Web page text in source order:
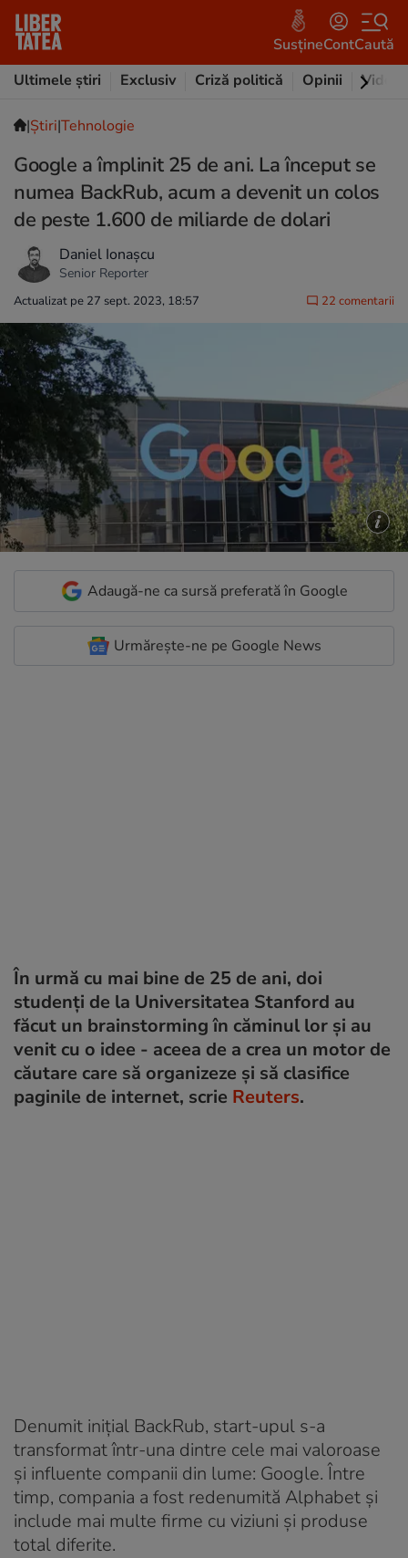
SusțineContCaută
Ultimele știri
Exclusiv Criză politică Opinii Video
|Ştiri|Tehnologie
Google a împlinit 25 de ani. La început se
numea BackRub, acum a devenit un colos
de peste 1.600 de miliarde de dolari
Daniel Ionașcu
Senior Reporter
Actualizat pe 27 sept. 2023, 18:57 22 comentarii
Adaugă-ne ca sursă preferată în Google
Urmărește-ne pe Google News
În urmă cu mai bine de 25 de ani, doi
studenți de la Universitatea Stanford au
făcut un brainstorming în căminul lor și au
venit cu o idee - aceea de a crea un motor de
căutare care să organizeze și să clasifice
paginile de internet, scrie Reuters.
Denumit inițial BackRub, start-upul s-a
transformat într-una dintre cele mai valoroase
și influente companii din lume: Google. Între
timp, compania a fost redenumită Alphabet și
include mai multe firme cu viziuni și produse
total diferite.